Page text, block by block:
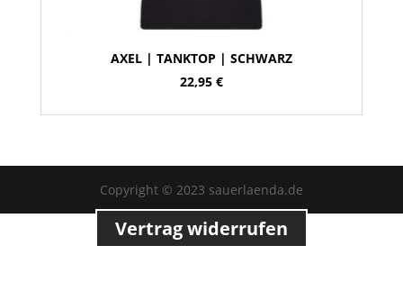
AXEL | TANKTOP | SCHWARZ
22,95 €
Copyright © 2023 sauerlaenda.de
Vertrag widerrufen